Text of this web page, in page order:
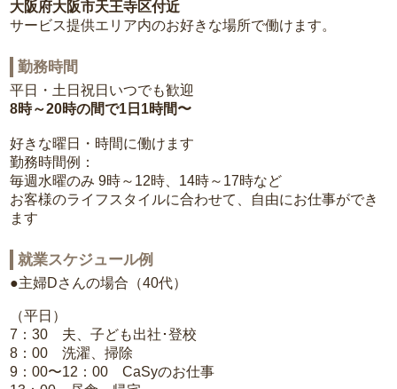
大阪府大阪市天王寺区付近
サービス提供エリア内のお好きな場所で働けます。
勤務時間
平日・土日祝日いつでも歓迎
8時～20時の間で1日1時間〜
好きな曜日・時間に働けます
勤務時間例：
毎週水曜のみ 9時～12時、14時～17時など
お客様のライフスタイルに合わせて、自由にお仕事ができ
ます
就業スケジュール例
●主婦Dさんの場合（40代）
（平日）
7：30 夫、子ども出社･登校
8：00 洗濯、掃除
9：00〜12：00 CaSyのお仕事